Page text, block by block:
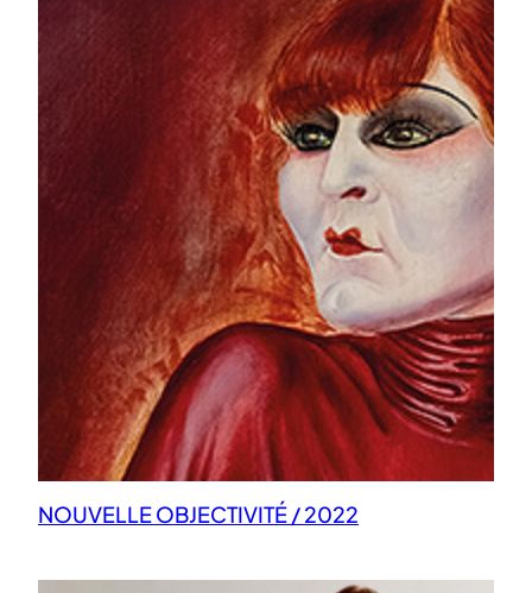
NOUVELLE OBJECTIVITÉ / 2022